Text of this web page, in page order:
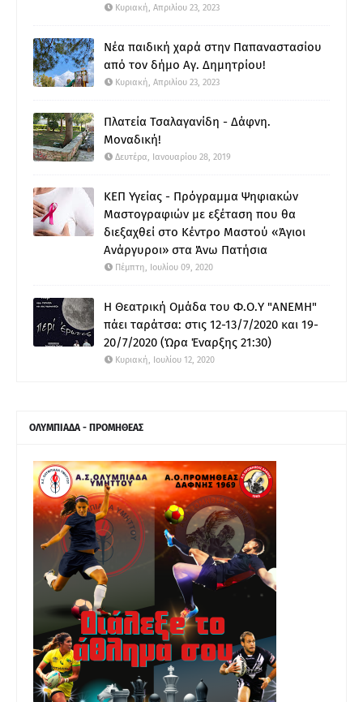
Κυριακή, Απριλίου 23, 2023
Νέα παιδική χαρά στην Παπαναστασίου
από τον δήμο Αγ. Δημητρίου!
Κυριακή, Απριλίου 23, 2023
Πλατεία Τσαλαγανίδη - Δάφνη.
Μοναδική!
Δευτέρα, Ιανουαρίου 28, 2019
ΚΕΠ Υγείας - Πρόγραμμα Ψηφιακών
Μαστογραφιών με εξέταση που θα
διεξαχθεί στο Κέντρο Μαστού «Άγιοι
Ανάργυροι» στα Άνω Πατήσια
Πέμπτη, Ιουλίου 09, 2020
Η Θεατρική Ομάδα του Φ.Ο.Υ "ΑΝΕΜΗ"
πάει ταράτσα: στις 12-13/7/2020 και 19-
20/7/2020 (Ώρα Έναρξης 21:30)
Κυριακή, Ιουλίου 12, 2020
ΟΛΥΜΠΙΑΔΑ - ΠΡΟΜΗΘΕΑΣ